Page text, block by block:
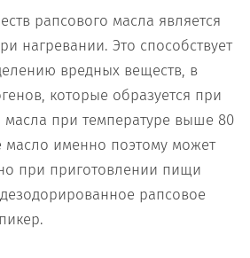
рапсового масла является
нагревании. Это способствует
вредных веществ, в
которые образуется при
при температуре выше 80
масло именно поэтому может
при приготовлении пищи
рапсовое